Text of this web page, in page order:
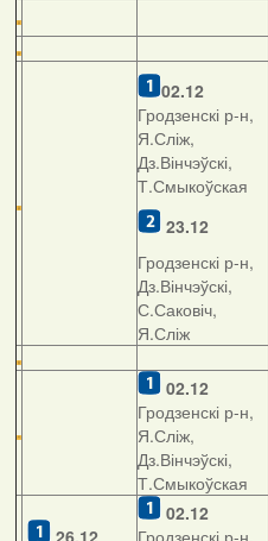
02.12
Гродзенскі р-н,
Я.Сліж,
Дз.Вінчэўскі,
Т.Смыкоўская
23.12
Гродзенскі р-н,
Дз.Вінчэўскі,
С.Саковіч,
Я.Сліж
02.12
Гродзенскі р-н,
Я.Сліж,
Дз.Вінчэўскі,
Т.Смыкоўская
26.12
02.12
Гродзенскі р-н,